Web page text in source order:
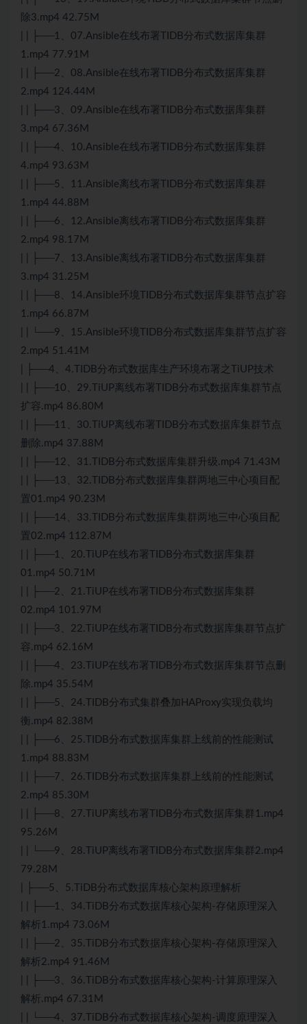
除3.mp4 42.75M
| | ├──1、07.Ansible在线布署TIDB分布式数据库集群
1.mp4 77.91M
| | ├──2、08.Ansible在线布署TIDB分布式数据库集群
2.mp4 124.44M
| | ├──3、09.Ansible在线布署TIDB分布式数据库集群
3.mp4 67.36M
| | ├──4、10.Ansible在线布署TIDB分布式数据库集群
4.mp4 93.63M
| | ├──5、11.Ansible离线布署TIDB分布式数据库集群
1.mp4 44.88M
| | ├──6、12.Ansible离线布署TIDB分布式数据库集群
2.mp4 98.17M
| | ├──7、13.Ansible离线布署TIDB分布式数据库集群
3.mp4 31.25M
| | ├──8、14.Ansible环境TIDB分布式数据库集群节点扩容
1.mp4 66.87M
| | └──9、15.Ansible环境TIDB分布式数据库集群节点扩容
2.mp4 51.41M
| ├──4、4.TIDB分布式数据库生产环境布署之TiUP技术
| | ├──10、29.TiUP离线布署TIDB分布式数据库集群节点
扩容.mp4 86.80M
| | ├──11、30.TiUP离线布署TIDB分布式数据库集群节点
删除.mp4 37.88M
| | ├──12、31.TIDB分布式数据库集群升级.mp4 71.43M
| | ├──13、32.TIDB分布式数据库集群两地三中心项目配
置01.mp4 90.23M
| | ├──14、33.TIDB分布式数据库集群两地三中心项目配
置02.mp4 112.87M
| | ├──1、20.TiUP在线布署TIDB分布式数据库集群
01.mp4 50.71M
| | ├──2、21.TiUP在线布署TIDB分布式数据库集群
02.mp4 101.97M
| | ├──3、22.TiUP在线布署TIDB分布式数据库集群节点扩
容.mp4 62.16M
| | ├──4、23.TiUP在线布署TIDB分布式数据库集群节点删
除.mp4 35.54M
| | ├──5、24.TIDB分布式集群叠加HAProxy实现负载均
衡.mp4 82.38M
| | ├──6、25.TIDB分布式数据库集群上线前的性能测试
1.mp4 88.83M
| | ├──7、26.TIDB分布式数据库集群上线前的性能测试
2.mp4 85.30M
| | ├──8、27.TiUP离线布署TIDB分布式数据库集群1.mp4
95.26M
| | └──9、28.TiUP离线布署TIDB分布式数据库集群2.mp4
79.28M
| ├──5、5.TiDB分布式数据库核心架构原理解析
| | ├──1、34.TiDB分布式数据库核心架构-存储原理深入
解析1.mp4 73.06M
| | ├──2、35.TiDB分布式数据库核心架构-存储原理深入
解析2.mp4 91.46M
| | ├──3、36.TiDB分布式数据库核心架构-计算原理深入
解析.mp4 67.31M
| | └──4、37.TiDB分布式数据库核心架构-调度原理深入